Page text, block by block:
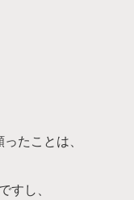
たことは、
すし、